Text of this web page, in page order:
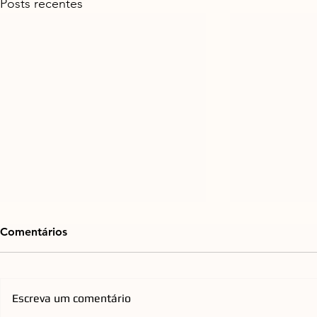
Posts recentes
Comentários
Escreva um comentário